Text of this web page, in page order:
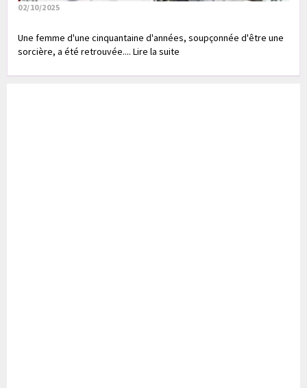
02/10/2025
Une femme d'une cinquantaine d'années, soupçonnée d'être une
sorcière, a été retrouvée.... Lire la suite